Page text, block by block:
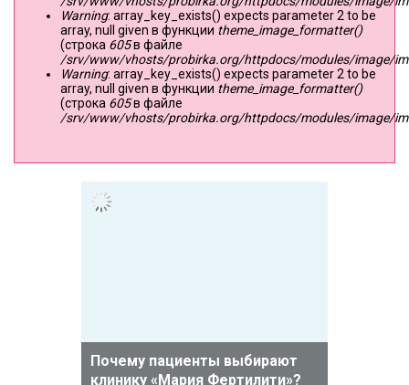
Warning: array_key_exists() expects parameter 2 to be
array, null given в функции theme_image_formatter()
(строка 605в файле
/srv/www/vhosts/probirka.org/httpdocs/modules/image/
Warning: array_key_exists() expects parameter 2 to be
array, null given в функции theme_image_formatter()
(строка 605в файле
/srv/www/vhosts/probirka.org/httpdocs/modules/image/
Почему пациенты выбирают
клинику «Мария Фертилити»?